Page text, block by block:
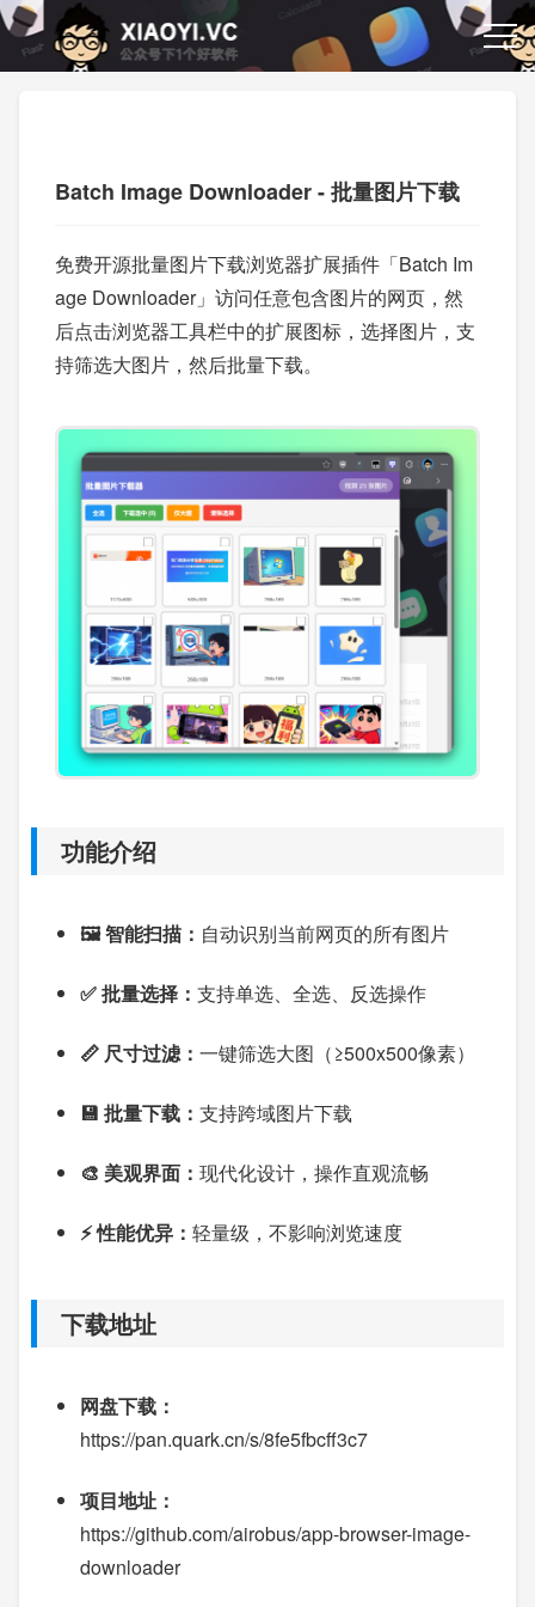
Batch Image Downloader - 批量图片下载
免费开源批量图片下载浏览器扩展插件「Batch Im
age Downloader」访问任意包含图片的网页，然
后点击浏览器工具栏中的扩展图标，选择图片，支
持筛选大图片，然后批量下载。
功能介绍
🖼️ 智能扫描： 自动识别当前网页的所有图片
✅ 批量选择： 支持单选、全选、反选操作
📏 尺寸过滤： 一键筛选大图（≥500x500像素）
💾 批量下载： 支持跨域图片下载
🎨 美观界面： 现代化设计，操作直观流畅
⚡ 性能优异： 轻量级，不影响浏览速度
下载地址
网盘下载：
https://pan.quark.cn/s/8fe5fbcff3c7
项目地址：
https://github.com/airobus/app-browser-image-
downloader